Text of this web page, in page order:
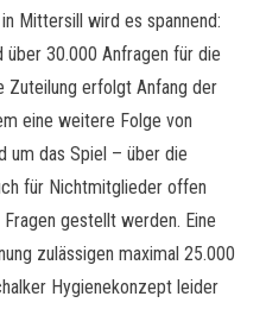
Mittersill wird es spannend:
über 30.000 Anfragen für die
Zuteilung erfolgt Anfang der
eine weitere Folge von
um das Spiel – über die
für Nichtmitglieder offen
gestellt werden. Eine
zulässigen maximal 25.000
Hygienekonzept leider